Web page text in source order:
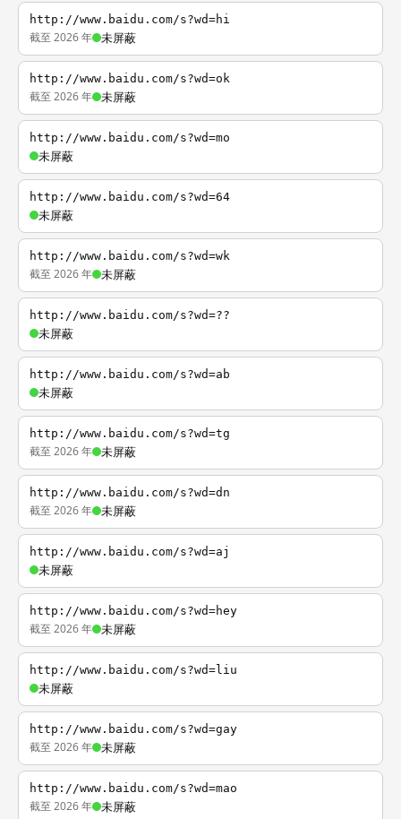
http://www.baidu.com/s?wd=hi
截至 2026 年 未屏蔽
http://www.baidu.com/s?wd=ok
截至 2026 年 未屏蔽
http://www.baidu.com/s?wd=mo
未屏蔽
http://www.baidu.com/s?wd=64
未屏蔽
http://www.baidu.com/s?wd=wk
截至 2026 年 未屏蔽
http://www.baidu.com/s?wd=??
未屏蔽
http://www.baidu.com/s?wd=ab
未屏蔽
http://www.baidu.com/s?wd=tg
截至 2026 年 未屏蔽
http://www.baidu.com/s?wd=dn
截至 2026 年 未屏蔽
http://www.baidu.com/s?wd=aj
未屏蔽
http://www.baidu.com/s?wd=hey
截至 2026 年 未屏蔽
http://www.baidu.com/s?wd=liu
未屏蔽
http://www.baidu.com/s?wd=gay
截至 2026 年 未屏蔽
http://www.baidu.com/s?wd=mao
截至 2026 年 未屏蔽